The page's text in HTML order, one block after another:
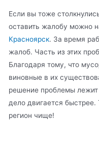
Если вы тоже
оставить жалобу можно
Красноярск. За время
жалоб. Часть из этих
Благодаря тому, что
виновные в их
решение проблемы лежит
дело двигается
регион чище!